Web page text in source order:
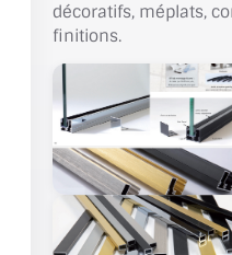
SYSTÈMES
LE CATALOGUE
(STROMBINOSCOPE)
ACCESSOIRES EN
EXEMPLES,
NUANCIER RAL
décoratifs, méplats,
finitions.